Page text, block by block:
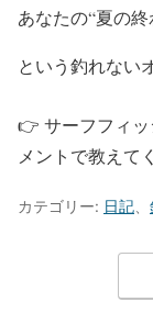
あなたの“夏の
という釣れない
👉 サーフフィッ
メントで教えて
カテゴリー: 日記